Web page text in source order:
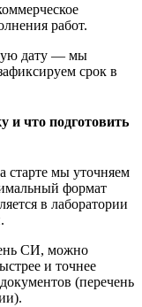
работ.
дату — мы
срок в
и что подготовить
старте мы уточняем
формат
в лаборатории
СИ, можно
и точнее
(перечень